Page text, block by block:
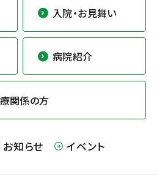
入院・お見舞い
病院紹介
関係の方
お知らせ イベント